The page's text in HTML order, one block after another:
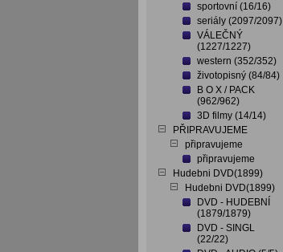
sportovní (16/16)
seriály (2097/2097)
VÁLEČNÝ
(1227/1227)
western (352/352)
životopisný (84/84)
B O X / PACK
(962/962)
3D filmy (14/14)
PŘIPRAVUJEME
připravujeme
připravujeme
Hudebni DVD(1899)
Hudebni DVD(1899)
DVD - HUDEBNÍ
(1879/1879)
DVD - SINGL
(22/22)